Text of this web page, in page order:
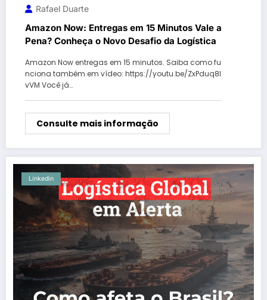
Rafael Duarte
Amazon Now: Entregas em 15 Minutos Vale a
Pena? Conheça o Novo Desafio da Logística
Amazon Now entregas em 15 minutos. Saiba como fu
nciona também em vídeo: https://youtu.be/ZxPduq8I
vVM Você já…
Consulte mais informação
Linkedin